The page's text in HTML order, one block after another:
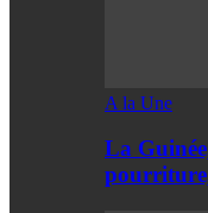
A la Une
La